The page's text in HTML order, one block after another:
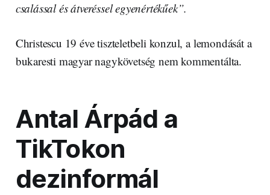
csalással és átveréssel egyenértékűek”.
Christescu 19 éve tiszteletbeli konzul, a lemondását a
bukaresti magyar nagykövetség nem kommentálta.
Antal Árpád a
TikTokon
dezinformál